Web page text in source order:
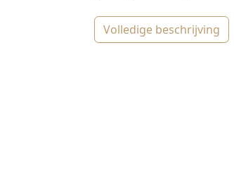
volledige beschrijving